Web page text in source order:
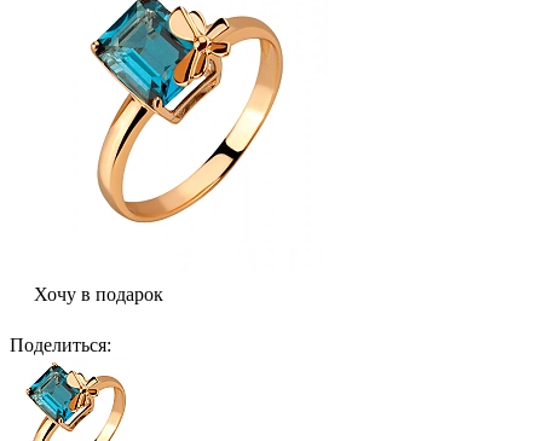
Хочу в подарок
Поделиться: